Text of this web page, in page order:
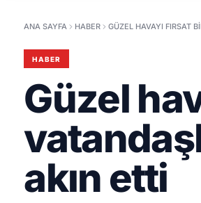
ANA SAYFA HABER GÜZEL HAVAYI FIRSAT
HABER
Güzel
akın etti